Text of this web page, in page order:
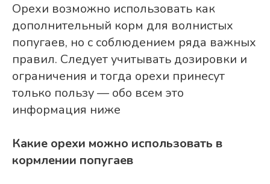
Орехи возможно использовать как
дополнительный корм для волнистых
попугаев, но с соблюдением ряда важных
правил. Следует учитывать дозировки и
ограничения и тогда орехи принесут
только пользу — обо всем это
информация ниже
Какие орехи можно использовать в
кормлении попугаев